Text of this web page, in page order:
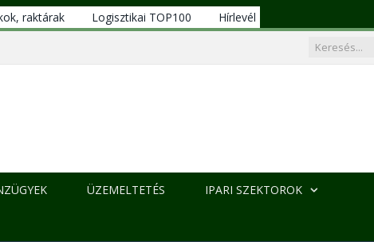
raktárak Logisztikai TOP100
Hírlevél
ÜZEMELTETÉS IPARI SZEKTOROK